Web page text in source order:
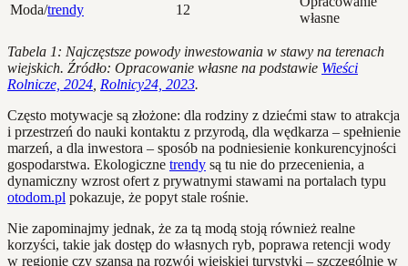
Moda/trendy 12
własne
Tabela 1: Najczęstsze powody inwestowania w stawy na terenach
wiejskich. Źródło: Opracowanie własne na podstawie Wieści
Rolnicze, 2024 Rolnicy24, 2023.
Często motywacje są złożone: dla rodziny z dziećmi staw to atrakcja
i przestrzeń do nauki kontaktu z przyrodą, dla wędkarza – spełnienie
marzeń, a dla inwestora – sposób na podniesienie konkurencyjności
gospodarstwa. Ekologiczne trendy są tu nie do przecenienia, a
dynamiczny wzrost ofert z prywatnymi stawami na portalach typu
otodom.pl pokazuje, że popyt stale rośnie.
Nie zapominajmy jednak, że za tą modą stoją również realne
korzyści, takie jak dostęp do własnych ryb, poprawa retencji wody
w regionie czy szansa na rozwój wiejskiej turystyki – szczególnie w